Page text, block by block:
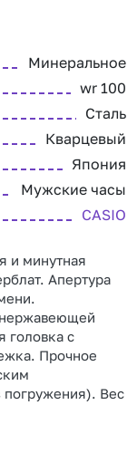
Минеральное
wr 100
Сталь
Кварцевый
Япония
Мужские часы
CASIO
и минутная
Апертура
головка с
Прочное
погружения). Вес